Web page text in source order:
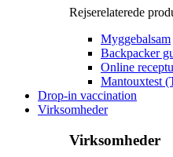
Rejserelaterede
Myggebalsam
Backpacker
Online
Mantouxtest
Drop-in vaccination
Virksomheder
Virksomheder